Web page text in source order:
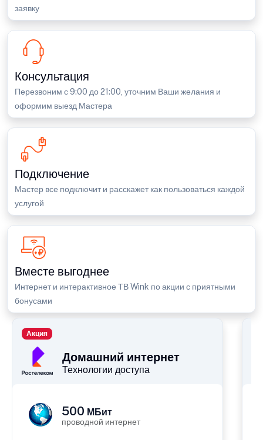
заявку
Консультация
Перезвоним с 9:00 до 21:00, уточним Ваши желания и
оформим выезд Мастера
Подключение
Мастер все подключит и расскажет как пользоваться каждой
услугой
Вместе выгоднее
Интернет и интерактивное ТВ Wink по акции с приятными
бонусами
Домашний интернет
Технологии доступа
Акция
500 МБит
проводной интернет